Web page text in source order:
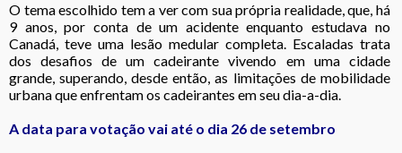
O tema escolhido tem a ver com sua própria realidade, que, há
9 anos, por conta de um acidente enquanto estudava no
Canadá, teve uma lesão medular completa. Escaladas trata
dos desafios de um cadeirante vivendo em uma cidade
grande, superando, desde então, as limitações de mobilidade
urbana que enfrentam os cadeirantes em seu dia-a-dia.
A data para votação vai até o dia 26 de setembro